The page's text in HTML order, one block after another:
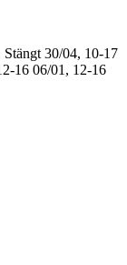
Stängt 30/04, 10-17
16 06/01, 12-16